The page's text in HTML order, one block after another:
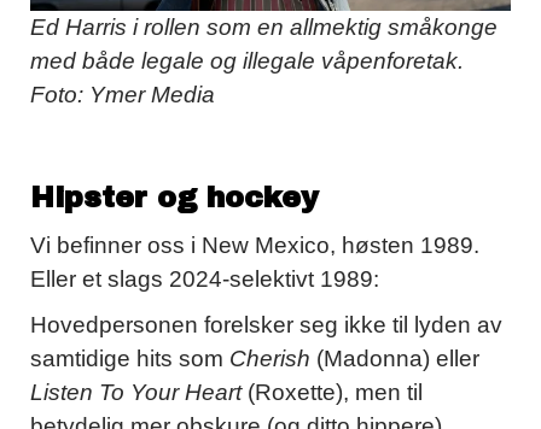
Ed Harris i rollen som en allmektig småkonge
med både legale og illegale våpenforetak.
Foto: Ymer Media
Hipster og hockey
Vi befinner oss i New Mexico, høsten 1989.
Eller et slags 2024-selektivt 1989:
Hovedpersonen forelsker seg ikke til lyden av
samtidige hits som Cherish (Madonna) eller
Listen To Your Heart(Roxette), men til